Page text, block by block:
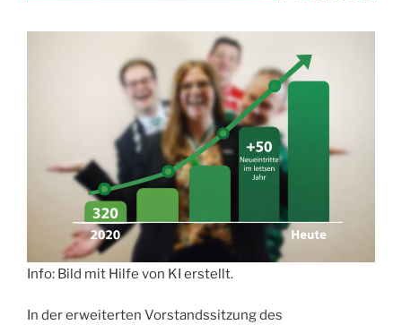
Info: Bild mit Hilfe von KI erstellt.
In der erweiterten Vorstandssitzung des